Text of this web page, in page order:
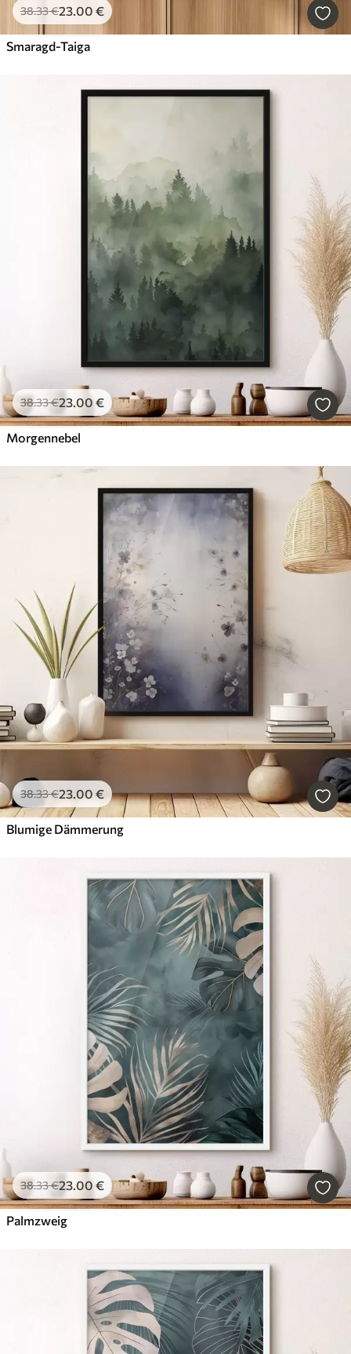
38.33€23.00 €
Smaragd-Taiga
38.33€23.00 €
Morgennebel
38.33€23.00 €
Blumige Dämmerung
38.33€23.00 €
Palmzweig